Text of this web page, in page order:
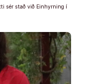
sér stað við Einhyrning í